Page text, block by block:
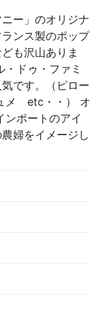
ー」のオリジナ
ンス製のポップ
も沢山ありま
ドゥ・ファミ
です。（ピロー
メ etc・・） オ
ンポートのアイ
婦をイメージし